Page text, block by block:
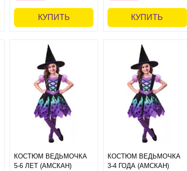
КУПИТЬ КУПИТЬ
КОСТЮМ ВЕДЬМОЧКА
5-6 ЛЕТ (АМСКАН)
КОСТЮМ ВЕДЬМОЧКА
3-4 ГОДА (АМСКАН)